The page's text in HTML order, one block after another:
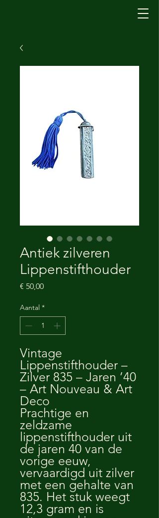
Antiek zilveren
Lippenstifthouder
€ 50,00Prijs
Aantal *
Vintage
Lippenstifthouder –
Zilver 835 – Jaren ’40
– Art Nouveau & Art
Deco
Prachtige en
zeldzame
lippenstifthouder uit
de jaren 40 van de
vorige eeuw,
vervaardigd uit zilver
met een gehalte van
835. Het stuk weegt
12,3 gram en is